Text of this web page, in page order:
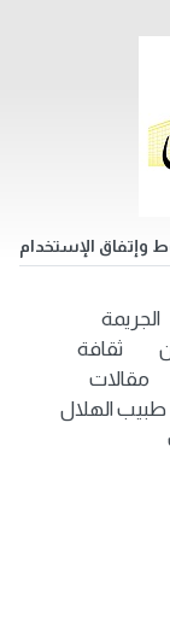
وإتفاق الإستخدام
الجريمة
ثقافة
مقالات
طبيب الهلال